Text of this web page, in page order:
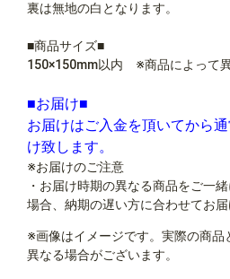
裏は無地の白となります。
■商品サイズ■
150×150mm以内 ※商品によって
■お届け■
お届けはご入金を頂いてから
け致します。
※お届けのご注意
・お届け時期の異なる商品をご一
場合、納期の遅い方に合わせてお届
※画像はイメージです。実際の商品
異なる場合がございます。